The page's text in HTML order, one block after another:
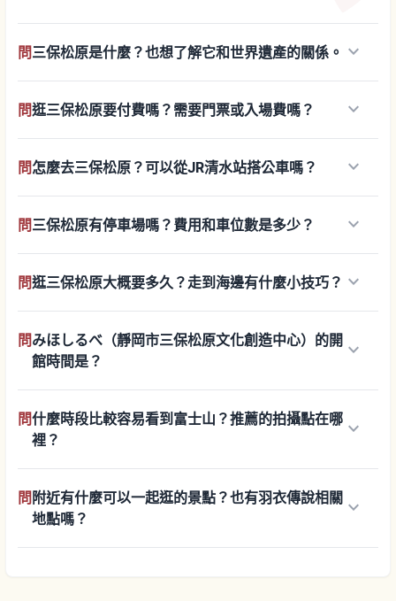
問三保松原是什麼？也想了解它和世界遺產的關係。 keyboard_arrow_down
問逛三保松原要付費嗎？需要門票或入場費嗎？ keyboard_arrow_down
問怎麼去三保松原？可以從JR清水站搭公車嗎？ keyboard_arrow_down
問三保松原有停車場嗎？費用和車位數是多少？ keyboard_arrow_down
問逛三保松原大概要多久？走到海邊有什麼小技巧？ keyboard_arrow_down
問みほしるべ（靜岡市三保松原文化創造中心）的開
館時間是？
keyboard_arrow_down
問什麼時段比較容易看到富士山？推薦的拍攝點在哪
裡？
keyboard_arrow_down
問 附近有什麼可以一起逛的景點？也有羽衣傳說相關
地點嗎？
keyboard_arrow_down